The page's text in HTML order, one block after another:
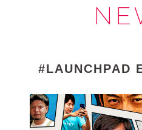
LAUNCHPAD